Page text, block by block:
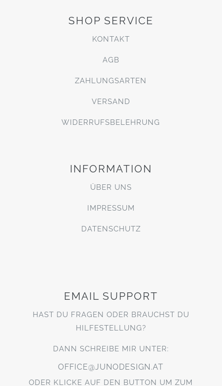
SHOP SERVICE
KONTAKT
AGB
ZAHLUNGSARTEN
VERSAND
WIDERRUFSBELEHRUNG
INFORMATION
ÜBER UNS
IMPRESSUM
DATENSCHUTZ
EMAIL SUPPORT
HAST DU FRAGEN ODER BRAUCHST DU
HILFESTELLUNG?
DANN SCHREIBE MIR UNTER:
OFFICE@JUNODESIGN.AT
ODER KLICKE AUF DEN BUTTON UM ZUM